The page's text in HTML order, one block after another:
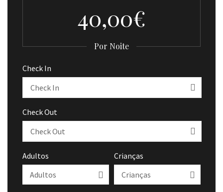
40,00€
Por Noite
Check In
Check Out
Adultos Crianças